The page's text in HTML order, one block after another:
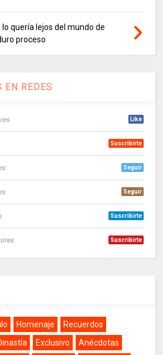
quería lejos del mundo de
proceso
EN REDES
Like
Suscribirte
Seguir
Seguir
Suscribirte
Suscribirte
Homenaje
Recuerdos
Exclusivo
Anécdotas